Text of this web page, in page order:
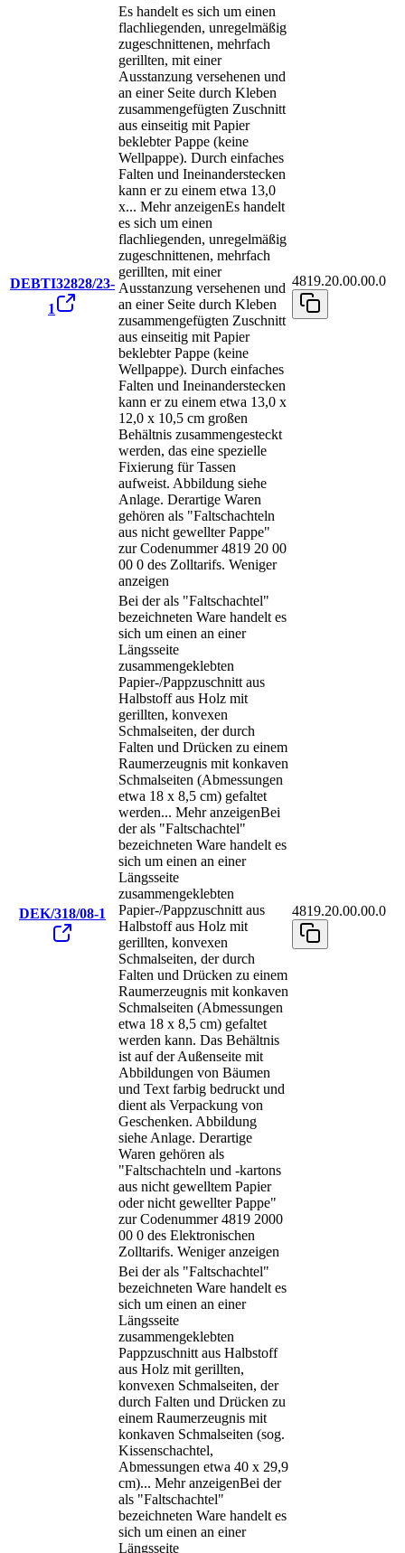
DEBTI32828/23-
1
Es handelt es sich um einen
flachliegenden, unregelmäßig
zugeschnittenen, mehrfach
gerillten, mit einer
Ausstanzung versehenen und
an einer Seite durch Kleben
zusammengefügten Zuschnitt
aus einseitig mit Papier
beklebter Pappe (keine
Wellpappe). Durch einfaches
Falten und Ineinanderstecken
kann er zu einem etwa 13,0
x... Mehr anzeigenEs handelt
es sich um einen
flachliegenden, unregelmäßig
zugeschnittenen, mehrfach
gerillten, mit einer
Ausstanzung versehenen und
an einer Seite durch Kleben
zusammengefügten Zuschnitt
aus einseitig mit Papier
beklebter Pappe (keine
Wellpappe). Durch einfaches
Falten und Ineinanderstecken
kann er zu einem etwa 13,0 x
12,0 x 10,5 cm großen
Behältnis zusammengesteckt
werden, das eine spezielle
Fixierung für Tassen
aufweist. Abbildung siehe
Anlage. Derartige Waren
gehören als "Faltschachteln
aus nicht gewellter Pappe"
zur Codenummer 4819 20 00
00 0 des Zolltarifs. Weniger
anzeigen
4819.20.00.00.0
DEK/318/08-1
Bei der als "Faltschachtel"
bezeichneten Ware handelt es
sich um einen an einer
Längsseite
zusammengeklebten
Papier-/Pappzuschnitt aus
Halbstoff aus Holz mit
gerillten, konvexen
Schmalseiten, der durch
Falten und Drücken zu einem
Raumerzeugnis mit konkaven
Schmalseiten (Abmessungen
etwa 18 x 8,5 cm) gefaltet
werden... Mehr anzeigenBei
der als "Faltschachtel"
bezeichneten Ware handelt es
sich um einen an einer
Längsseite
zusammengeklebten
Papier-/Pappzuschnitt aus
Halbstoff aus Holz mit
gerillten, konvexen
Schmalseiten, der durch
Falten und Drücken zu einem
Raumerzeugnis mit konkaven
Schmalseiten (Abmessungen
etwa 18 x 8,5 cm) gefaltet
werden kann. Das Behältnis
ist auf der Außenseite mit
Abbildungen von Bäumen
und Text farbig bedruckt und
dient als Verpackung von
Geschenken. Abbildung
siehe Anlage. Derartige
Waren gehören als
"Faltschachteln und -kartons
aus nicht gewelltem Papier
oder nicht gewellter Pappe"
zur Codenummer 4819 2000
00 0 des Elektronischen
Zolltarifs. Weniger anzeigen
4819.20.00.00.0
Bei der als "Faltschachtel"
bezeichneten Ware handelt es
sich um einen an einer
Längsseite
zusammengeklebten
Pappzuschnitt aus Halbstoff
aus Holz mit gerillten,
konvexen Schmalseiten, der
durch Falten und Drücken zu
einem Raumerzeugnis mit
konkaven Schmalseiten (sog.
Kissenschachtel,
Abmessungen etwa 40 x 29,9
cm)... Mehr anzeigenBei der
als "Faltschachtel"
bezeichneten Ware handelt es
sich um einen an einer
Längsseite